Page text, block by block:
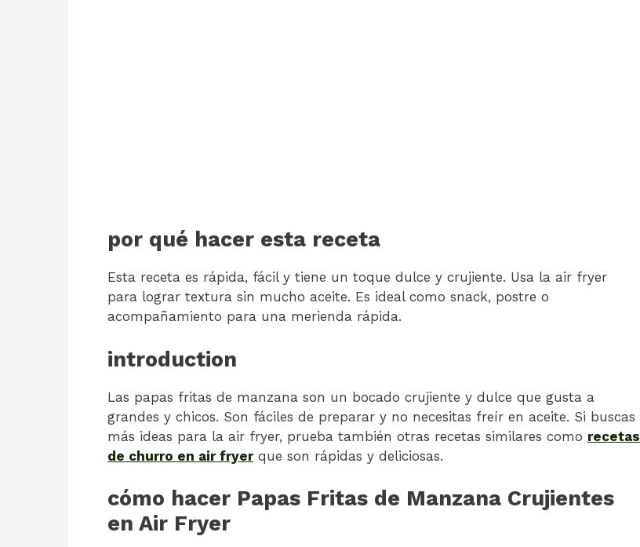
por qué hacer esta receta
Esta receta es rápida, fácil y tiene un toque dulce y crujiente. Usa la air fryer
para lograr textura sin mucho aceite. Es ideal como snack, postre o
acompañamiento para una merienda rápida.
introduction
Las papas fritas de manzana son un bocado crujiente y dulce que gusta a
grandes y chicos. Son fáciles de preparar y no necesitas freír en aceite. Si buscas
más ideas para la air fryer, prueba también otras recetas similares como recetas
de churro en air fryerque son rápidas y deliciosas.
cómo hacer Papas Fritas de Manzana Crujientes
en Air Fryer